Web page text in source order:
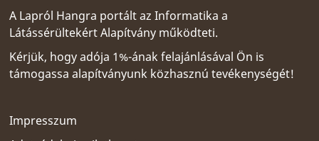
A Lapról Hangra portált azInformatika a
Látássérültekért Alapítvány működteti.
Kérjük, hogy adója 1%-ának felajánlásával Ön is
támogassa alapítványunk közhasznú tevékenységét!
Impresszum